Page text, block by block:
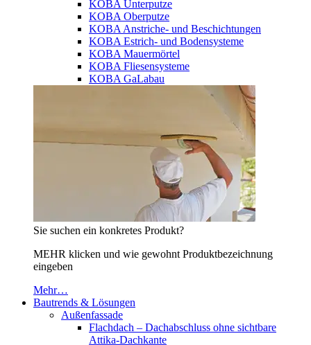
KOBA Unterputze
KOBA Oberputze
KOBA Anstriche- und Beschichtungen
KOBA Estrich- und Bodensysteme
KOBA Mauermörtel
KOBA Fliesensysteme
KOBA GaLabau
Sie suchen ein konkretes Produkt?
MEHR klicken und wie gewohnt Produktbezeichnung
eingeben
Mehr…
Bautrends & Lösungen
Außenfassade
Flachdach – Dachabschluss ohne sichtbare
Attika-Dachkante